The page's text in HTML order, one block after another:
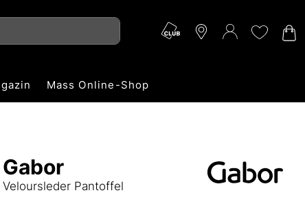
Mass Online-Shop
Gabor
Veloursleder Pantoffel